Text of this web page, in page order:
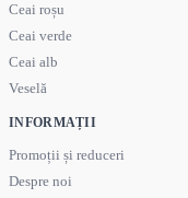
Ceai roșu
Ceai verde
Ceai alb
Veselă
INFORMAȚII
Promoții și reduceri
Despre noi